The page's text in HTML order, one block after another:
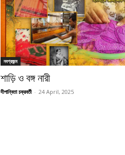
নবপ্রজন্ম
শাড়ি ও বঙ্গ নারী
দীপান্বিতা চক্রবর্তী - 24 April, 2025